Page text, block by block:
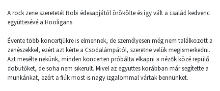
A rock zene szeretetét Robi édesapjától örökölte és így vált a család kedvenc
együttesévé a Hooligans.
Évente több koncertjükre is elmennek, de személyesen még nem találkozott a
zenészekkel, ezért azt kérte a Csodalámpától, szeretne velük megismerkedni.
Azt mesélte nekünk, minden koncerten próbálta elkapni a nézők közé repülő
dobütőket, de soha nem sikerült. Mivel az együttes korábban már segítette a
munkánkat, ezért a fiúk most is nagy izgalommal vártak bennünket.